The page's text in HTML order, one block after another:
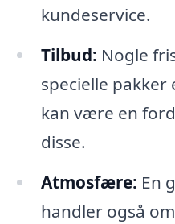
kundeservice.
Tilbud: Nogle
specielle
kan være en
disse.
Atmosfære: En
handler også